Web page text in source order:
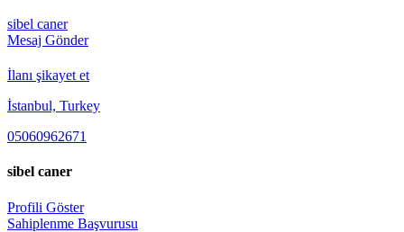
sibel caner
Mesaj Gönder
İlanı şikayet et
İstanbul, Turkey
05060962671
sibel caner
Profili Göster
Sahiplenme Başvurusu